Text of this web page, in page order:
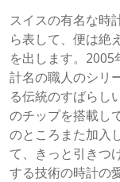
スイスの有名な時
ら表して、便は絶
を出します。
計名の職人のシリ
る伝統のすばらし
のチップを搭載し
のところまた加入
て、きっと引きつ
する技術の時計の